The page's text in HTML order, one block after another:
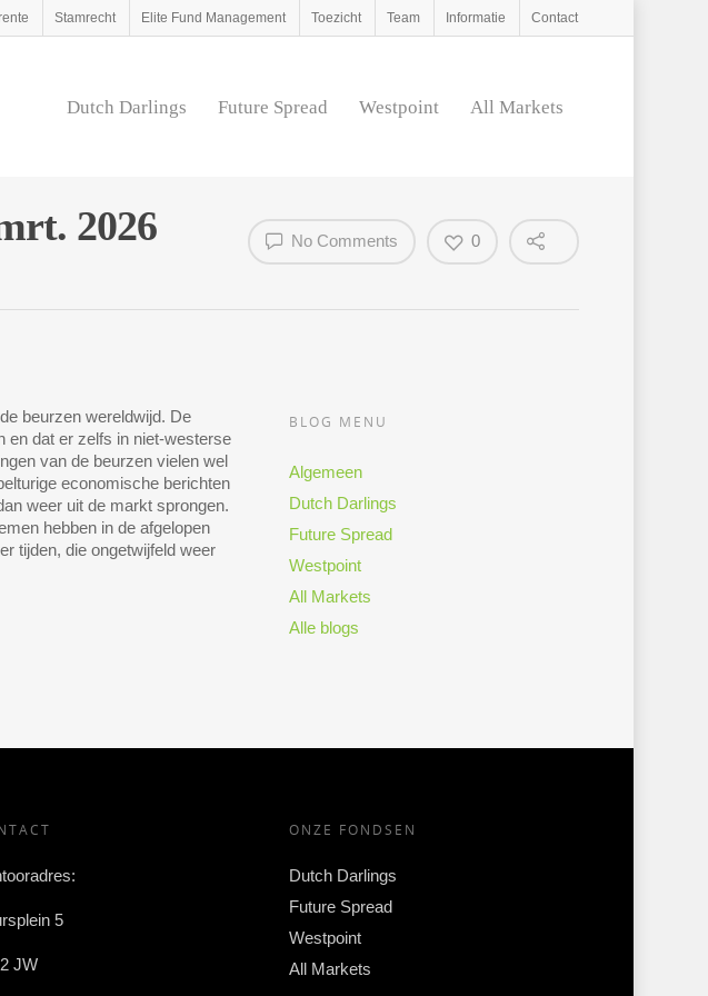
Stamrecht Elite Fund Management Toezicht Team Informatie Contact
Dutch Darlings Future Spread Westpoint All Markets
2026 No Comments 0
beurzen wereldwijd. De
en dat er zelfs in niet-westerse
van de beurzen vielen wel
economische berichten
weer uit de markt sprongen.
hebben in de afgelopen
tijden, die ongetwijfeld weer
BLOG MENU
Algemeen
Dutch Darlings
Future Spread
Westpoint
All Markets
Alle blogs
5
JW
ONZE FONDSEN
Dutch Darlings
Future Spread
Westpoint
All Markets